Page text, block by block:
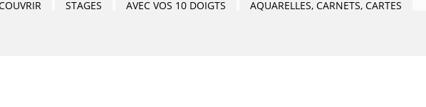
STAGES AVEC VOS 10 DOIGTS AQUARELLES, CARNETS, CARTES